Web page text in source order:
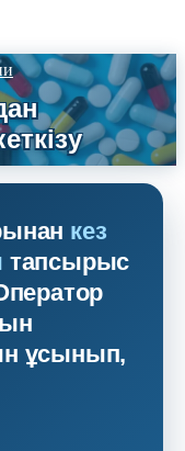
кез
тапсырыс
ұсынып,